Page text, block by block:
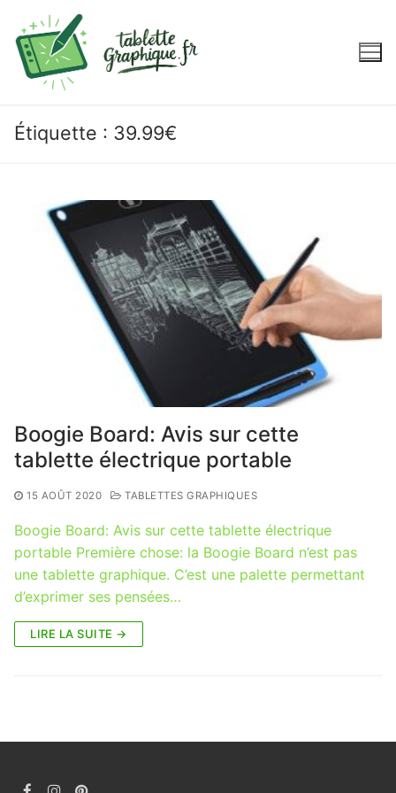
contenu
Étiquette : 39.99€
Boogie Board: Avis sur cette
tablette électrique portable
15 AOÛT 2020 TABLETTES GRAPHIQUES
Boogie Board: Avis sur cette tablette électrique
portable Première chose: la Boogie Board n’est pas
une tablette graphique. C’est une palette permettant
d’exprimer ses pensées…
LIRE LA SUITE →